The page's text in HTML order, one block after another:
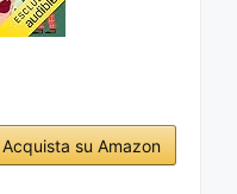
Acquista su Amazon